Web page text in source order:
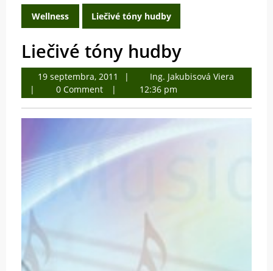
Wellness Liečivé tóny hudby
Liečivé tóny hudby
19 septembra, 2011 19
septembra,
2011
Ing. Jakubisová Viera
Viera
0 Comment 12:36 pm